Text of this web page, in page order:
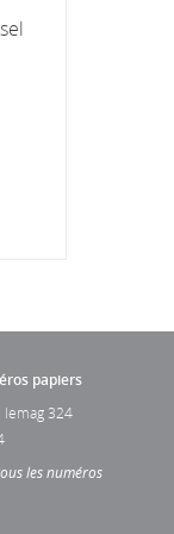
papiers
lemag 324
les numéros